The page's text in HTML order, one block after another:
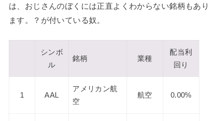
は、おじさんのぼくには正直よくわからない銘柄もあり
ます。？が付いている奴。
シンボ
ル
銘柄 業種
配当利
回り
1 AAL
アメリカン航
空
航空 0.00%